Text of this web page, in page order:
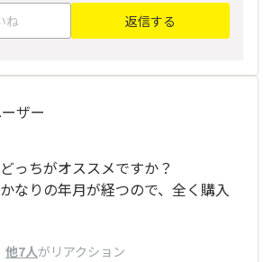
ね 返信する
ザー
っちがオススメですか？
なりの年月が経つので、全く購入
他7人がリアクション